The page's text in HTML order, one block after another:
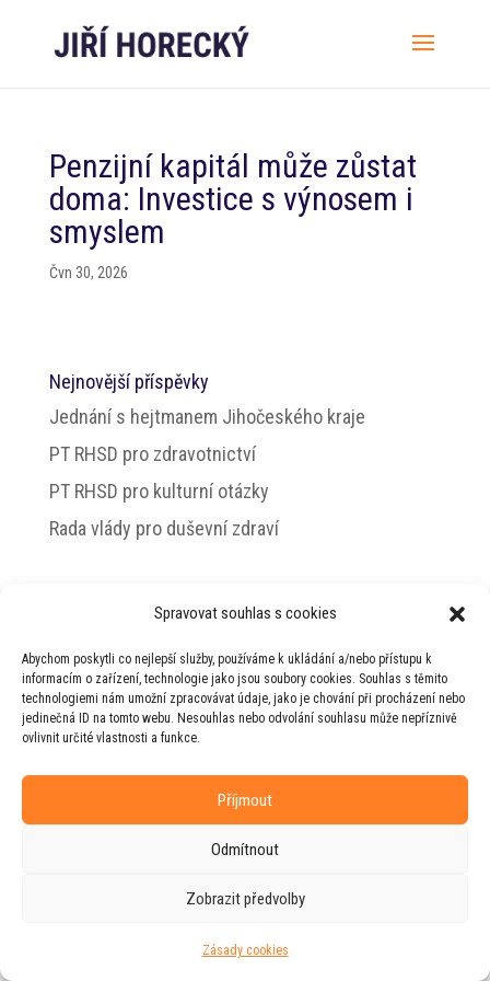
Spravovat souhlas s cookies
Abychom poskytli co nejlepší služby, používáme k ukládání a/nebo přístupu k
informacím o zařízení, technologie jako jsou soubory cookies. Souhlas s těmito
technologiemi nám umožní zpracovávat údaje, jako je chování při procházení nebo
jedinečná ID na tomto webu. Nesouhlas nebo odvolání souhlasu může nepříznivě
ovlivnit určité vlastnosti a funkce.
Příjmout
Odmítnout
Zobrazit předvolby
Zásady cookies
Penzijní kapitál může zůstat
doma: Investice s výnosem i
smyslem
Čvn 30, 2026
Nejnovější příspěvky
Jednání s hejtmanem Jihočeského kraje
PT RHSD pro zdravotnictví
PT RHSD pro kulturní otázky
Rada vlády pro duševní zdraví
Horeckého
Web vytvořila firmaRUDIve spolupráci s
agenturou